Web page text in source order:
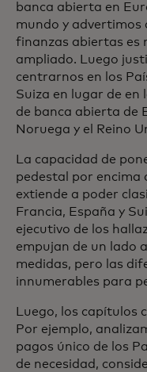
banca abierta en
mundo y advertimos
finanzas abiertas es
ampliado. Luego
centrarnos en los
Suiza en lugar de
de banca abierta de
Noruega y el Reino
La capacidad de
pedestal por encima
extiende a poder
Francia, España y
ejecutivo de los
empujan de un lado
medidas, pero las
innumerables para
Luego, los capítulos
Por ejemplo,
pagos único de los
de necesidad,